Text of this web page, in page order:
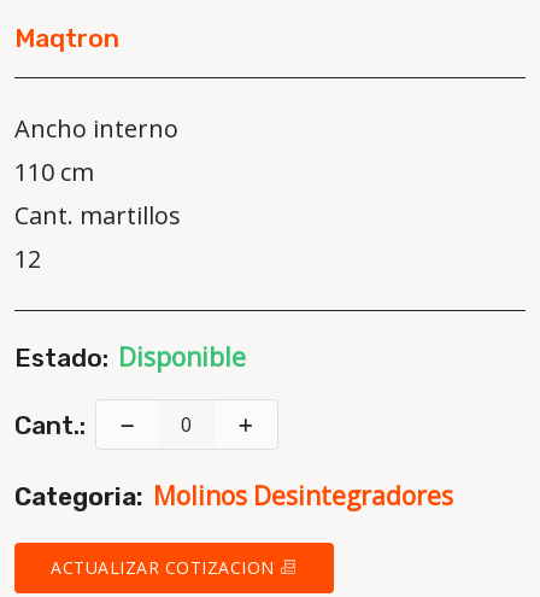
Maqtron
Ancho interno
110 cm
Cant. martillos
12
Estado: Disponible
Cant.:
Categoria: Molinos Desintegradores
ACTUALIZAR COTIZACION